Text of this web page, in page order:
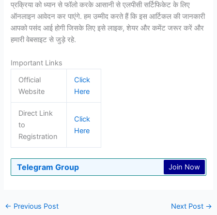
प्रक्रिया को ध्यान से फॉलो करके आसानी से एलपीसी सर्टिफिकेट के लिए
ऑनलाइन आवेदन कर पाएंगे. हम उम्मीद करते हैं कि इस आर्टिकल की जानकारी
आपको पसंद आई होगी जिसके लिए इसे लाइक, शेयर और कमेंट जरूर करें और
हमारी वेबसाइट से जुड़े रहे.
Important Links
Official
Website
Click
Here
Direct Link
to
Registration
Click
Here
Telegram Group Join Now
← Previous Post Next Post →